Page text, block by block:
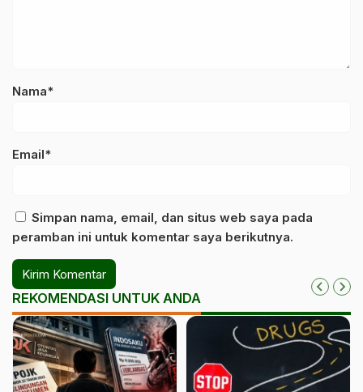
Nama*
Email*
Simpan nama, email, dan situs web saya pada
peramban ini untuk komentar saya berikutnya.
REKOMENDASI UNTUK ANDA